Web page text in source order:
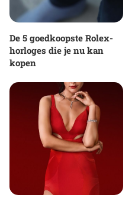
De 5 goedkoopste Rolex-
horloges die je nu kan
kopen